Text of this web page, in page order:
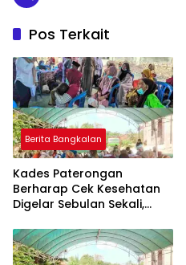
Pos Terkait
Berita Bangkalan
Kades Paterongan
Berharap Cek Kesehatan
Digelar Sebulan Sekali,
CKG Bisa Dilaksanakan
Rutin Lewat Posyandu ILP